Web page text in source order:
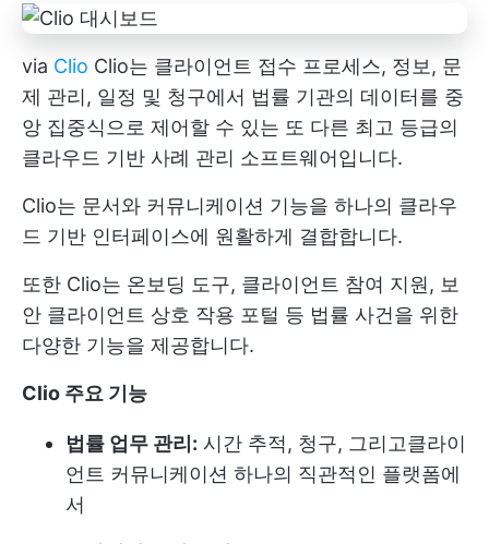
via Clio Clio는 클라이언트 접수 프로세스, 정보, 문
제 관리, 일정 및 청구에서 법률 기관의 데이터를 중
앙 집중식으로 제어할 수 있는 또 다른 최고 등급의
클라우드 기반 사례 관리 소프트웨어입니다.
Clio는 문서와 커뮤니케이션 기능을 하나의 클라우
드 기반 인터페이스에 원활하게 결합합니다.
또한 Clio는 온보딩 도구, 클라이언트 참여 지원, 보
안 클라이언트 상호 작용 포털 등 법률 사건을 위한
다양한 기능을 제공합니다.
Clio 주요 기능
법률 업무 관리: 시간 추적, 청구, 그리고클라이
언트 커뮤니케이션 하나의 직관적인 플랫폼에
서